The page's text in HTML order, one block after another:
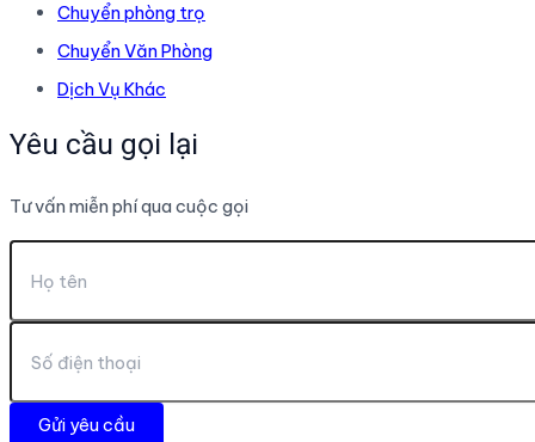
Chuyển phòng trọ
Chuyển Văn Phòng
Dịch Vụ Khác
Yêu cầu gọi lại
Tư vấn miễn phí qua cuộc gọi